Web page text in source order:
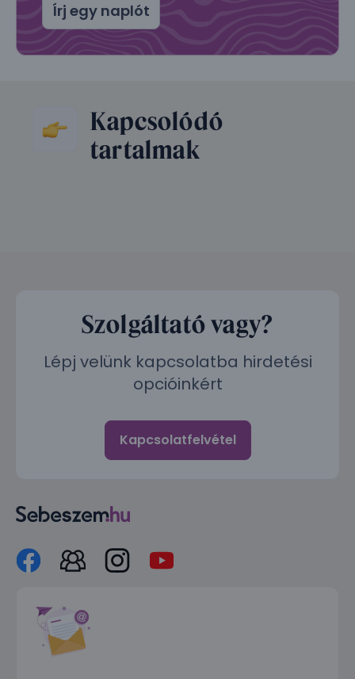
Írj egy naplót
Kapcsolódó
tartalmak
Szolgáltató vagy?
Lépj velünk kapcsolatba hirdetési
opcióinkért
Kapcsolatfelvétel